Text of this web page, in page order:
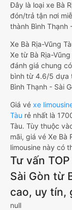
Đây là loại xe Bà
đón/trả tận nơi
thành Bình Thạnh
Xe Bà Rịa-Vũng
Xe từ Bà Rịa-
đánh giá chung
bình từ 4.6/5 dựa
Bình Thạnh - Sài
Giá vé xe
Tàu rẻ nhất là
Tàu. Tùy thuộc
mãi, giá vé Xe Bà
limousine này có
Tư vấn
Sài Gòn từ
cao, uy tín,
null